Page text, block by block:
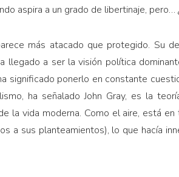
aspira a un grado de libertinaje,
más atacado que protegido. Su
llegado a ser la visión política
significado ponerlo en constante
ha señalado John Gray, es la
la vida moderna. Como el aire, está
a sus planteamientos), lo que hacía